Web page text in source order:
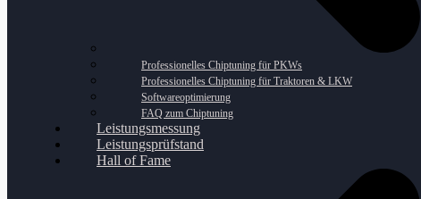
Professionelles Chiptuning für PKWs
Professionelles Chiptuning für Traktoren & LKW
Softwareoptimierung
FAQ zum Chiptuning
Leistungsmessung
Leistungsprüfstand
Hall of Fame